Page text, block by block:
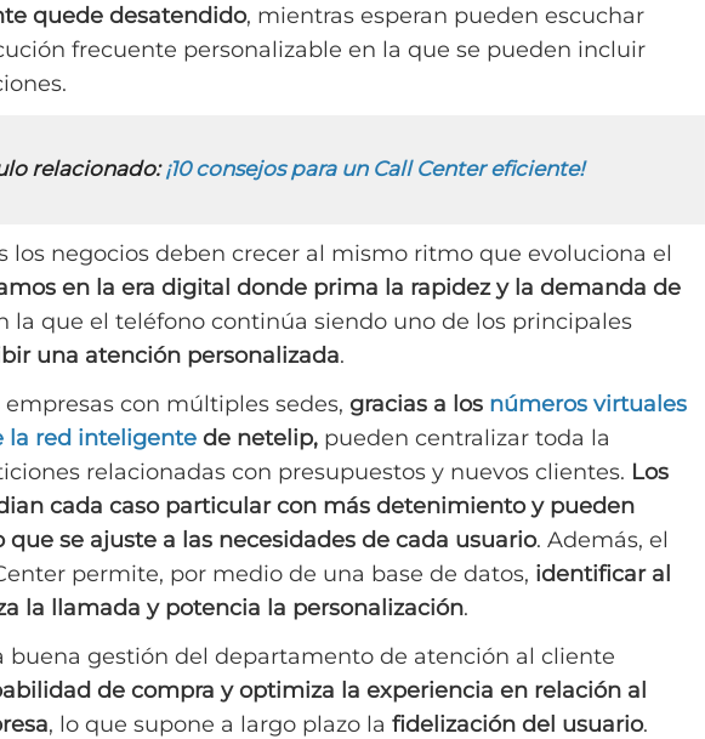
quede desatendido, mientras esperan pueden escuchar
frecuente personalizable en la que se pueden incluir
relacionado:¡10 consejos para un Call Center eficiente!
los negocios deben crecer al mismo ritmo que evoluciona el
en la era digital donde prima la rapidez y la demanda de
la que el teléfono continúa siendo uno de los principales
una atención personalizada.
empresas con múltiples sedes, gracias a los números virtuales
la red inteligente de netelip, pueden centralizar toda la
relacionadas con presupuestos y nuevos clientes. Los
cada caso particular con más detenimiento y pueden
que se ajuste a las necesidades de cada usuario. Además, el
permite, por medio de una base de datos, identificar al
la llamada y potencia la personalización.
buena gestión del departamento de atención al cliente
de compra y optimiza la experiencia en relación al
, lo que supone a largo plazo la fidelización del usuario.